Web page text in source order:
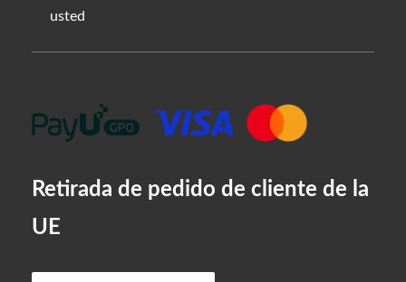
usted
Retirada de pedido de cliente de la
UE